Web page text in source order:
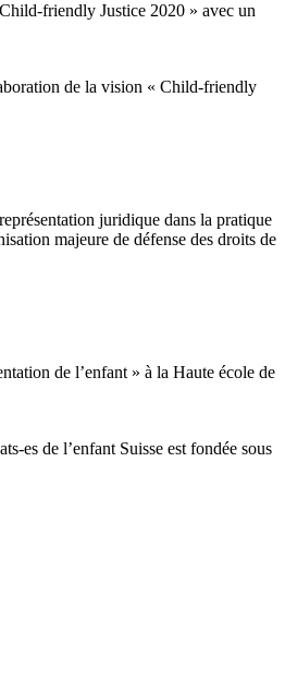
friendly Justice 2020 » avec un
de la vision « Child-friendly
juridique dans la pratique
majeure de défense des droits de
de l’enfant » à la Haute école de
es de l’enfant Suisse est fondée sous